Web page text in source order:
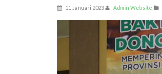
11 Januari 2023 Admin Website